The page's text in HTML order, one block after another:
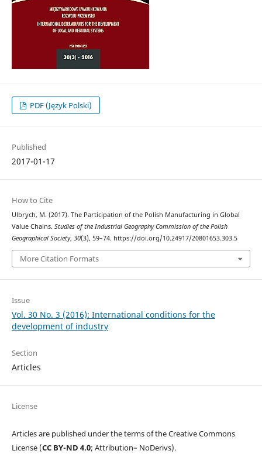
PDF (Język Polski)
Published
2017-01-17
How to Cite
Ulbrych, M. (2017). The Participation of the Polish Manufacturing in Global
Value Chains. Studies of the Industrial Geography Commission of the Polish
Geographical Society, 30(3), 59–74. https://doi.org/10.24917/20801653.303.5
More Citation Formats
Issue
Vol. 30 No. 3 (2016): International conditions for the
development of industry
Section
Articles
License
Articles are published under the terms of the Creative Commons
License (CC BY-ND 4.0; Attribution– NoDerivs).